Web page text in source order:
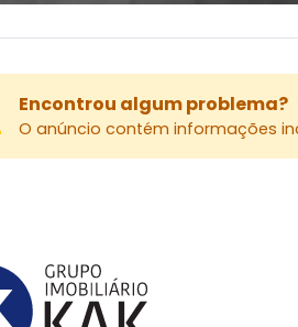
Encontrou algum problema?
O anúncio contém informações